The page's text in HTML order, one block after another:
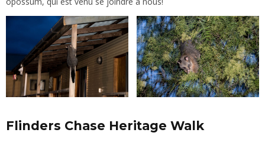
Flinders Chase Heritage Walk